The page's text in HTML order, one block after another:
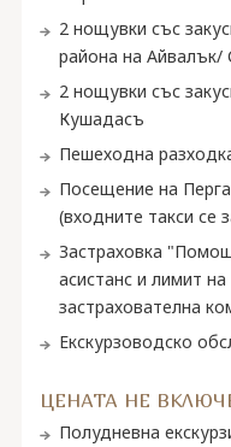
2 нощувки със
района на Айвалък/
2 нощувки със
Кушадасъ
Пешеходна
Посещение на
(входните такси се
Застраховка
асистанс и лимит
застрахователна
Екскурзоводско
ЦЕНАТА НЕ
Полудневна